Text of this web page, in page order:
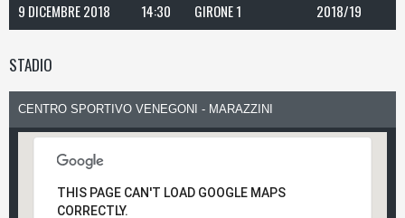
9 DICEMBRE 2018 14:30 GIRONE 1 2018/19
STADIO
CENTRO SPORTIVO VENEGONI - MARAZZINI
THIS PAGE CAN'T LOAD GOOGLE MAPS
CORRECTLY.